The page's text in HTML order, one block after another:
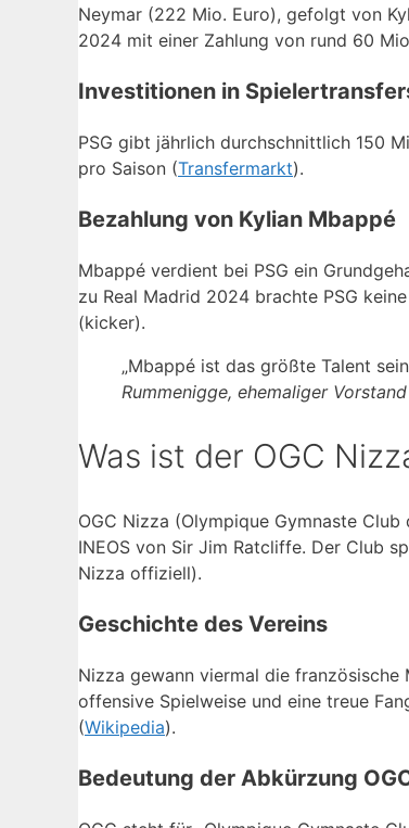
Neymar (222 Mio. Euro), gefolgt von
2024 mit einer Zahlung von rund 60
Investitionen in
PSG gibt jährlich durchschnittlich 150
pro Saison (Transfermarkt).
Bezahlung von Kylian Mbappé
Mbappé verdient bei PSG ein
zu Real Madrid 2024 brachte PSG
(kicker).
„Mbappé ist das größte Talent
Rummenigge, ehemaliger
Was ist der OGC
OGC Nizza (Olympique Gymnaste
INEOS von Sir Jim Ratcliffe. Der Club
Nizza offiziell).
Geschichte des Vereins
Nizza gewann viermal die
offensive Spielweise und eine treue
(Wikipedia).
Bedeutung der Abkürzung